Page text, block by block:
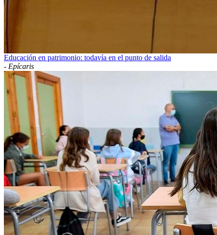
Educación en patrimonio: todavía en el punto de salida
- Epícaris